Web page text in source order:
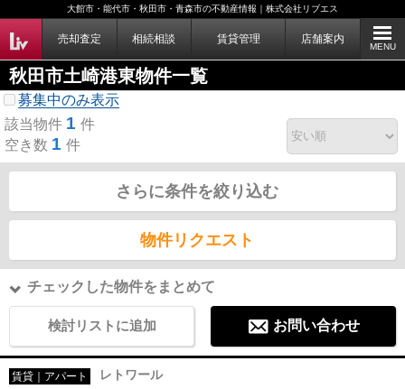
大館市・能代市・秋田市・青森市の不動産情報｜株式会社リブエス
売却査定 相続相談 賃貸管理 店舗案内
MENU
秋田市土崎港東物件一覧
募集中のみ表示
該当物件 1 件
空き数 1 件
さらに条件を絞り込む
物件リクエスト
チェックした物件をまとめて
検討リストに追加 お問い合わせ
賃貸｜アパート レトワール